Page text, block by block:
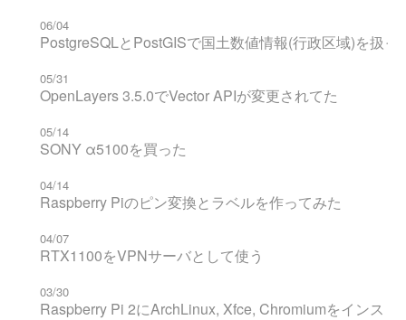
06/04
PostgreSQLとPostGISで国土数値情報(行政区域)を扱っ
05/31
OpenLayers 3.5.0でVector APIが変更されてた
05/14
SONY α5100を買った
04/14
Raspberry Piのピン変換とラベルを作ってみた
04/07
RTX1100をVPNサーバとして使う
03/30
Raspberry Pi 2にArchLinux, Xfce, Chromiumをインスト